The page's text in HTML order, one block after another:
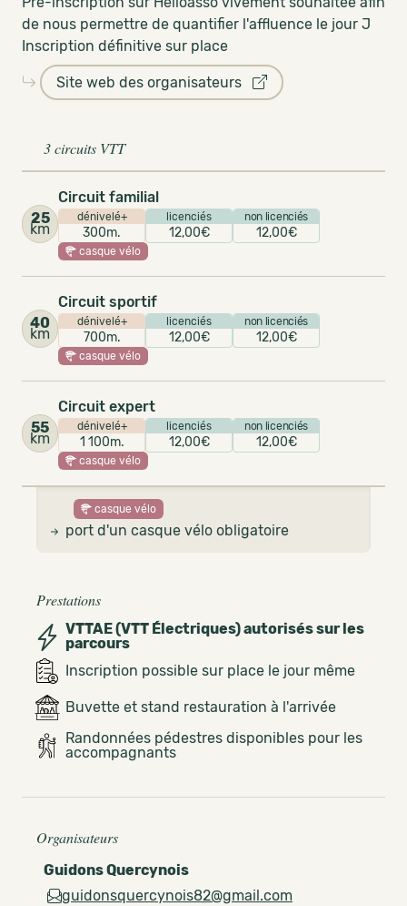
de nous permettre de quantifier l'affluence le jour J
Inscription définitive sur place
Site web des organisateurs
3 circuits VTT
25
km
Circuit familial
dénivelé+
300m.
licenciés
12,00€
non licenciés
12,00€
casque vélo
40
km
Circuit sportif
dénivelé+
700m.
licenciés
12,00€
non licenciés
12,00€
casque vélo
55
km
Circuit expert
dénivelé+
1 100m.
licenciés
12,00€
non licenciés
12,00€
casque vélo
casque vélo
port d'un casque vélo obligatoire
Prestations
VTTAE (VTT Électriques) autorisés sur les
parcours
Inscription possible sur place le jour même
Buvette et stand restauration à l'arrivée
Randonnées pédestres disponibles pour les
accompagnants
Organisateurs
Guidons Quercynois
guidonsquercynois82@gmail.com